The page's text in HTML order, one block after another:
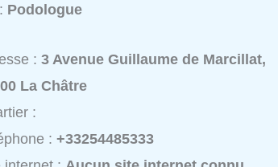
Podologue
:3 Avenue Guillaume de Marcillat,
La Châtre
:
:+33254485333